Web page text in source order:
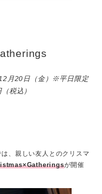
月20日（金）※平日限定
税込）
は、親しい友人とのクリスマ
が開催